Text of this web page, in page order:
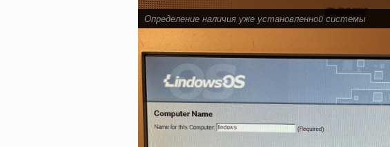
Определение наличия уже установленной системы